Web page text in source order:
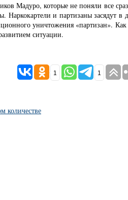
Мадуро, которые не поняли все
и партизаны засядут
уничтожения «партизан».
ситуации.
1 1
количестве